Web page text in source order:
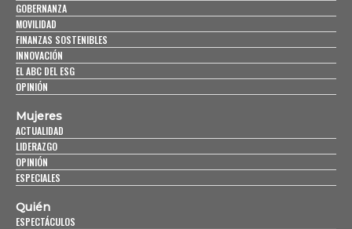
GOBERNANZA
MOVILIDAD
FINANZAS SOSTENIBLES
INNOVACIÓN
EL ABC DEL ESG
OPINIÓN
Mujeres
ACTUALIDAD
LIDERAZGO
OPINIÓN
ESPECIALES
Quién
ESPECTÁCULOS